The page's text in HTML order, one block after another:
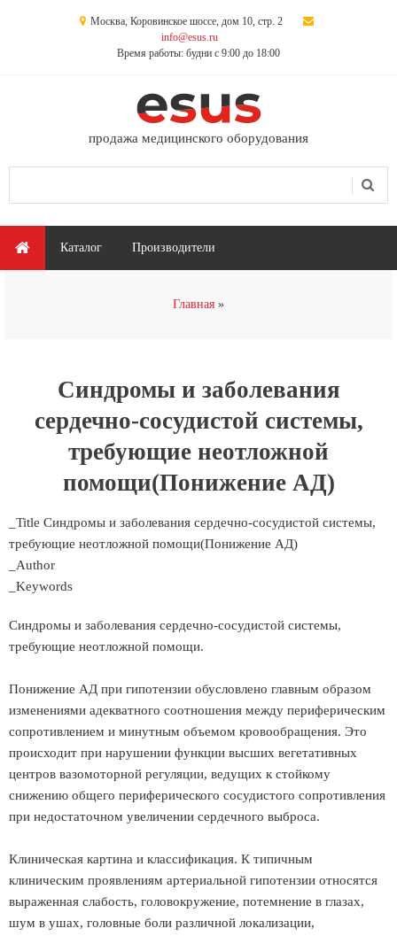
Москва, Коровинское шоссе, дом 10, стр. 2
info@esus.ru
Время работы: будни с 9:00 до 18:00
продажа медицинского оборудования
Главное меню
Каталог Производители
Главная
Синдромы и заболевания
сердечно-сосудистой системы,
требующие неотложной
помощи(Понижение АД)
_Title Синдромы и заболевания сердечно-сосудистой системы,
требующие неотложной помощи(Понижение АД)
_Author
_Keywords
Синдромы и заболевания сердечно-сосудистой системы,
требующие неотложной помощи.
Понижение АД при гипотензии обусловлено главным образом
изменениями адекватного соотношения между периферическим
сопротивлением и минутным объемом кровообращения. Это
происходит при нарушении функции высших вегетативных
центров вазомоторной регуляции, ведущих к стойкому
снижению общего периферического сосудистого сопротивления
при недостаточном увеличении сердечного выброса.
Клиническая картина и классификация. К типичным
клиническим проявлениям артериальной гипотензии относятся
выраженная слабость, головокружение, потемнение в глазах,
шум в ушах, головные боли различной локализации,